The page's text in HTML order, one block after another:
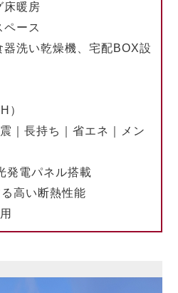
床暖房
ペース
器洗い乾燥機、宅配BOX設
）
｜長持ち｜省エネ｜メン
発電パネル搭載
高い断熱性能